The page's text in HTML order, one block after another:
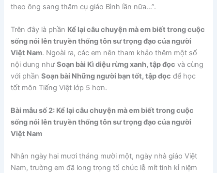
theo ông sang thăm cụ giáo Bình lần nữa…”.
Trên đây là phần Kể lại câu chuyện mà em biết trong cuộc
sống nói lên truyền thống tôn sư trọng đạo của người
Việt Nam. Ngoài ra, các em nên tham khảo thêm một số
nội dung nhưSoạn bài Kì diệu rừng xanh, tập đọc và cùng
với phầnSoạn bài Những người bạn tốt, tập đọc để học
tốt môn Tiếng Việt lớp 5 hơn.
Bài mẫu số 2: Kể lại câu chuyện mà em biết trong cuộc
sống nói lên truyền thống tôn sư trọng đạo của người
Việt Nam
Nhân ngày hai mươi tháng mười một, ngày nhà giáo Việt
Nam, trường em đã long trọng tổ chức lễ mít tinh kỉ niệm